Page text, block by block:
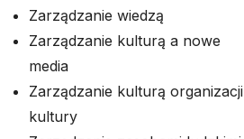
Zarządzanie wiedzą
Zarządzanie kulturą a nowe
media
Zarządzanie kulturą organizacji
kultury